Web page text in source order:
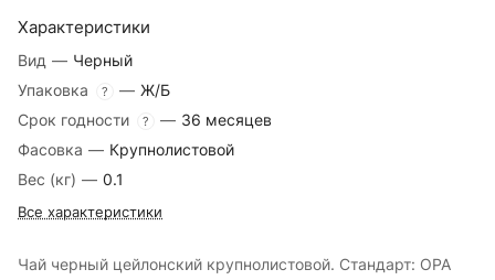
Характеристики
Вид — Черный
Упаковка
? — Ж/Б
Срок годности
? — 36 месяцев
Фасовка — Крупнолистовой
Вес (кг) — 0.1
Все характеристики
Чай черный цейлонский крупнолистовой. Стандарт: OPA